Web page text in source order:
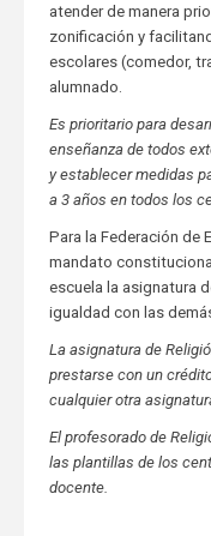
atender de manera
zonificación y
escolares (comedor,
alumnado.
Es prioritario para
enseñanza de todos
y establecer medidas
a 3 años en todos los
Para la Federación de
mandato
escuela la asignatura
igualdad con las
La asignatura de
prestarse con un
cualquier otra
El profesorado de
las plantillas de los
docente.